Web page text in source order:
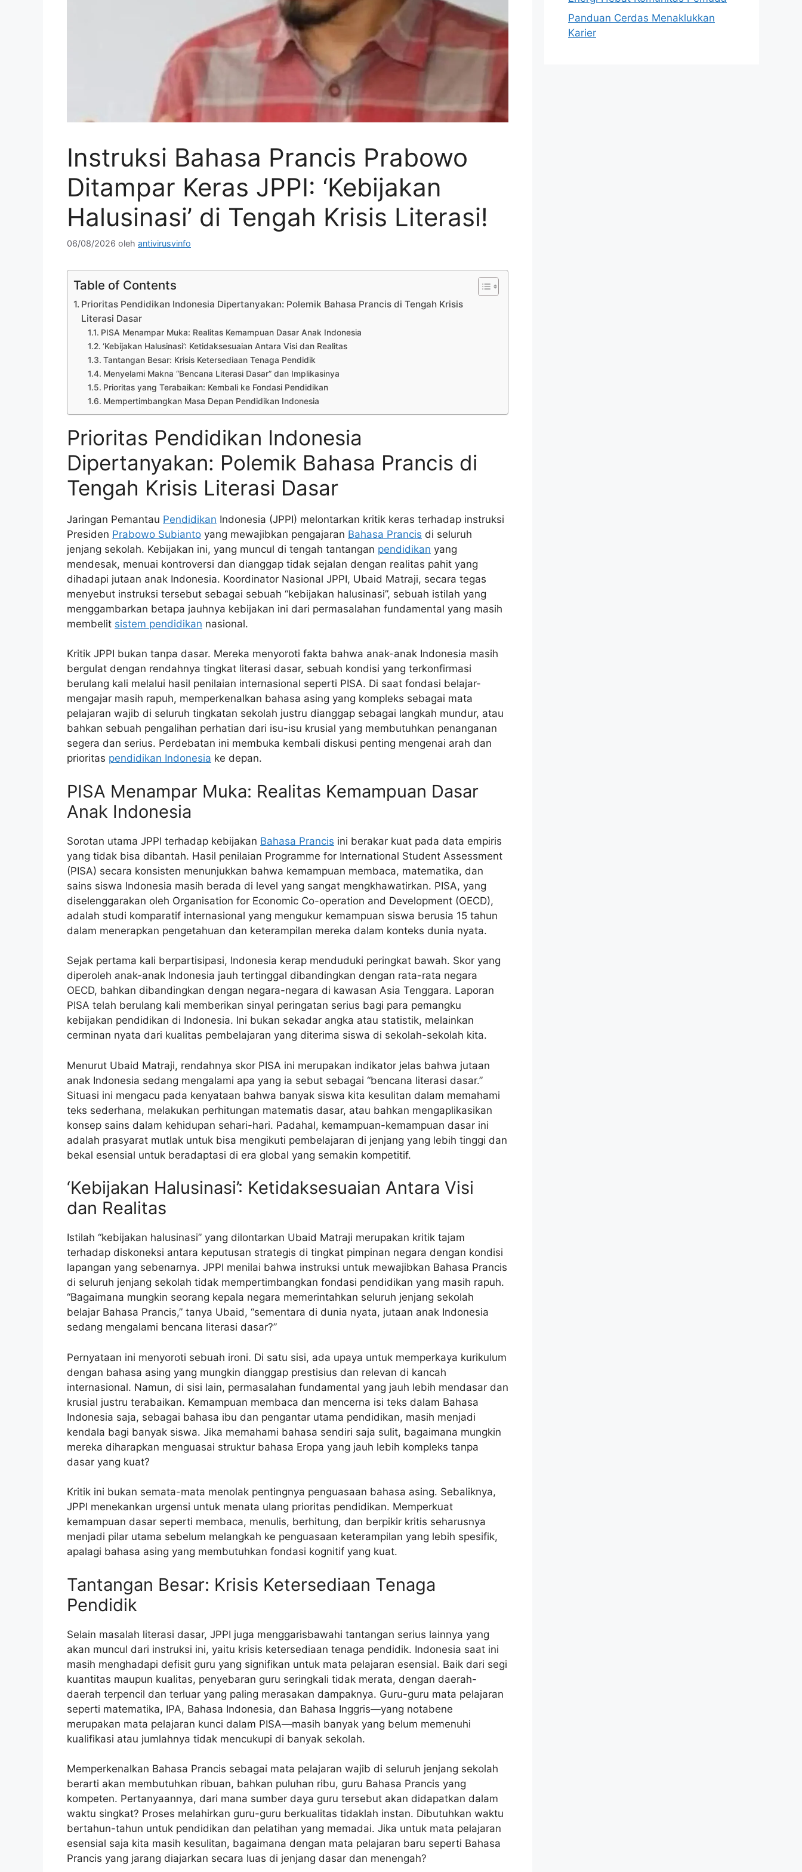
Instruksi Bahasa Prancis Prabowo
Ditampar Keras JPPI: ‘Kebijakan
Halusinasi’ di Tengah Krisis Literasi!
06/08/2026 oleh antivirusvinfo
Table of Contents
Prioritas Pendidikan Indonesia Dipertanyakan: Polemik Bahasa Prancis di Tengah Krisis
Literasi Dasar
PISA Menampar Muka: Realitas Kemampuan Dasar Anak Indonesia
‘Kebijakan Halusinasi’: Ketidaksesuaian Antara Visi dan Realitas
Tantangan Besar: Krisis Ketersediaan Tenaga Pendidik
Menyelami Makna “Bencana Literasi Dasar” dan Implikasinya
Prioritas yang Terabaikan: Kembali ke Fondasi Pendidikan
Mempertimbangkan Masa Depan Pendidikan Indonesia
Prioritas Pendidikan Indonesia
Dipertanyakan: Polemik Bahasa Prancis di
Tengah Krisis Literasi Dasar
Jaringan Pemantau Pendidikan Indonesia (JPPI) melontarkan kritik keras terhadap instruksi
Presiden Prabowo Subianto yang mewajibkan pengajaran Bahasa Prancis di seluruh
jenjang sekolah. Kebijakan ini, yang muncul di tengah tantangan pendidikan yang
mendesak, menuai kontroversi dan dianggap tidak sejalan dengan realitas pahit yang
dihadapi jutaan anak Indonesia. Koordinator Nasional JPPI, Ubaid Matraji, secara tegas
menyebut instruksi tersebut sebagai sebuah “kebijakan halusinasi”, sebuah istilah yang
menggambarkan betapa jauhnya kebijakan ini dari permasalahan fundamental yang masih
membelit sistem pendidikan nasional.
Kritik JPPI bukan tanpa dasar. Mereka menyoroti fakta bahwa anak-anak Indonesia masih
bergulat dengan rendahnya tingkat literasi dasar, sebuah kondisi yang terkonfirmasi
berulang kali melalui hasil penilaian internasional seperti PISA. Di saat fondasi belajar-
mengajar masih rapuh, memperkenalkan bahasa asing yang kompleks sebagai mata
pelajaran wajib di seluruh tingkatan sekolah justru dianggap sebagai langkah mundur, atau
bahkan sebuah pengalihan perhatian dari isu-isu krusial yang membutuhkan penanganan
segera dan serius. Perdebatan ini membuka kembali diskusi penting mengenai arah dan
prioritas pendidikan Indonesia ke depan.
PISA Menampar Muka: Realitas Kemampuan Dasar
Anak Indonesia
Sorotan utama JPPI terhadap kebijakan Bahasa Prancis ini berakar kuat pada data empiris
yang tidak bisa dibantah. Hasil penilaian Programme for International Student Assessment
(PISA) secara konsisten menunjukkan bahwa kemampuan membaca, matematika, dan
sains siswa Indonesia masih berada di level yang sangat mengkhawatirkan. PISA, yang
diselenggarakan oleh Organisation for Economic Co-operation and Development (OECD),
adalah studi komparatif internasional yang mengukur kemampuan siswa berusia 15 tahun
dalam menerapkan pengetahuan dan keterampilan mereka dalam konteks dunia nyata.
Sejak pertama kali berpartisipasi, Indonesia kerap menduduki peringkat bawah. Skor yang
diperoleh anak-anak Indonesia jauh tertinggal dibandingkan dengan rata-rata negara
OECD, bahkan dibandingkan dengan negara-negara di kawasan Asia Tenggara. Laporan
PISA telah berulang kali memberikan sinyal peringatan serius bagi para pemangku
kebijakan pendidikan di Indonesia. Ini bukan sekadar angka atau statistik, melainkan
cerminan nyata dari kualitas pembelajaran yang diterima siswa di sekolah-sekolah kita.
Menurut Ubaid Matraji, rendahnya skor PISA ini merupakan indikator jelas bahwa jutaan
anak Indonesia sedang mengalami apa yang ia sebut sebagai “bencana literasi dasar.”
Situasi ini mengacu pada kenyataan bahwa banyak siswa kita kesulitan dalam memahami
teks sederhana, melakukan perhitungan matematis dasar, atau bahkan mengaplikasikan
konsep sains dalam kehidupan sehari-hari. Padahal, kemampuan-kemampuan dasar ini
adalah prasyarat mutlak untuk bisa mengikuti pembelajaran di jenjang yang lebih tinggi dan
bekal esensial untuk beradaptasi di era global yang semakin kompetitif.
‘Kebijakan Halusinasi’: Ketidaksesuaian Antara Visi
dan Realitas
Istilah “kebijakan halusinasi” yang dilontarkan Ubaid Matraji merupakan kritik tajam
terhadap diskoneksi antara keputusan strategis di tingkat pimpinan negara dengan kondisi
lapangan yang sebenarnya. JPPI menilai bahwa instruksi untuk mewajibkan Bahasa Prancis
di seluruh jenjang sekolah tidak mempertimbangkan fondasi pendidikan yang masih rapuh.
“Bagaimana mungkin seorang kepala negara memerintahkan seluruh jenjang sekolah
belajar Bahasa Prancis,” tanya Ubaid, “sementara di dunia nyata, jutaan anak Indonesia
sedang mengalami bencana literasi dasar?”
Pernyataan ini menyoroti sebuah ironi. Di satu sisi, ada upaya untuk memperkaya kurikulum
dengan bahasa asing yang mungkin dianggap prestisius dan relevan di kancah
internasional. Namun, di sisi lain, permasalahan fundamental yang jauh lebih mendasar dan
krusial justru terabaikan. Kemampuan membaca dan mencerna isi teks dalam Bahasa
Indonesia saja, sebagai bahasa ibu dan pengantar utama pendidikan, masih menjadi
kendala bagi banyak siswa. Jika memahami bahasa sendiri saja sulit, bagaimana mungkin
mereka diharapkan menguasai struktur bahasa Eropa yang jauh lebih kompleks tanpa
dasar yang kuat?
Kritik ini bukan semata-mata menolak pentingnya penguasaan bahasa asing. Sebaliknya,
JPPI menekankan urgensi untuk menata ulang prioritas pendidikan. Memperkuat
kemampuan dasar seperti membaca, menulis, berhitung, dan berpikir kritis seharusnya
menjadi pilar utama sebelum melangkah ke penguasaan keterampilan yang lebih spesifik,
apalagi bahasa asing yang membutuhkan fondasi kognitif yang kuat.
Tantangan Besar: Krisis Ketersediaan Tenaga
Pendidik
Selain masalah literasi dasar, JPPI juga menggarisbawahi tantangan serius lainnya yang
akan muncul dari instruksi ini, yaitu krisis ketersediaan tenaga pendidik. Indonesia saat ini
masih menghadapi defisit guru yang signifikan untuk mata pelajaran esensial. Baik dari segi
kuantitas maupun kualitas, penyebaran guru seringkali tidak merata, dengan daerah-
daerah terpencil dan terluar yang paling merasakan dampaknya. Guru-guru mata pelajaran
seperti matematika, IPA, Bahasa Indonesia, dan Bahasa Inggris—yang notabene
merupakan mata pelajaran kunci dalam PISA—masih banyak yang belum memenuhi
kualifikasi atau jumlahnya tidak mencukupi di banyak sekolah.
Memperkenalkan Bahasa Prancis sebagai mata pelajaran wajib di seluruh jenjang sekolah
berarti akan membutuhkan ribuan, bahkan puluhan ribu, guru Bahasa Prancis yang
kompeten. Pertanyaannya, dari mana sumber daya guru tersebut akan didapatkan dalam
waktu singkat? Proses melahirkan guru-guru berkualitas tidaklah instan. Dibutuhkan waktu
bertahun-tahun untuk pendidikan dan pelatihan yang memadai. Jika untuk mata pelajaran
esensial saja kita masih kesulitan, bagaimana dengan mata pelajaran baru seperti Bahasa
Prancis yang jarang diajarkan secara luas di jenjang dasar dan menengah?
Panduan Cerdas Menaklukkan
Karier